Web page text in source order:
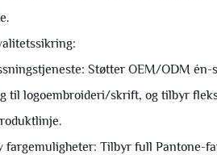
Støtter OEM/ODM
til logoembroideri/skrift, og tilbyr
fargemuligheter: Tilbyr full Pantone-